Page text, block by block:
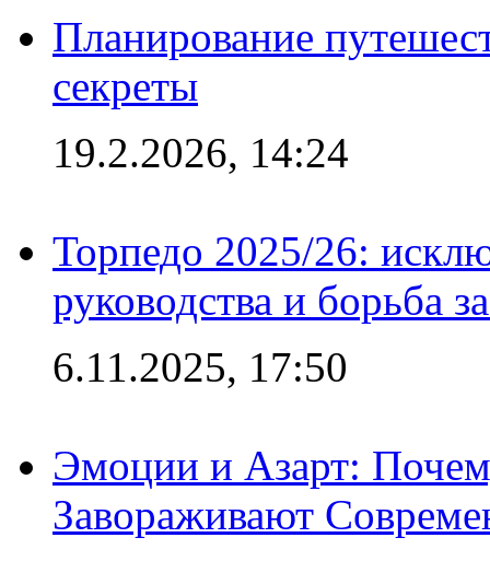
Планирование
секреты
19.2.2026, 14:24
Торпедо 2025/26:
руководства и борьба
6.11.2025, 17:50
Эмоции и Азарт:
Завораживают